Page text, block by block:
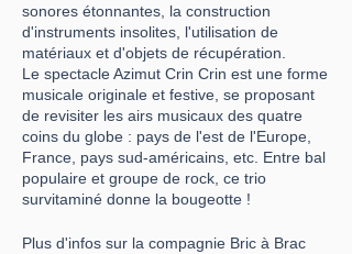
sonores étonnantes, la construction
d'instruments insolites, l'utilisation de
matériaux et d'objets de récupération.
Le spectacle Azimut Crin Crin est une forme
musicale originale et festive, se proposant
de revisiter les airs musicaux des quatre
coins du globe : pays de l'est de l'Europe,
France, pays sud-américains, etc. Entre bal
populaire et groupe de rock, ce trio
survitaminé donne la bougeotte !
Plus d'infos sur la compagnie Bric à Brac